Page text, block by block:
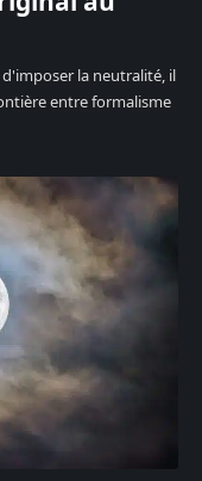
la neutralité, il
entre formalisme